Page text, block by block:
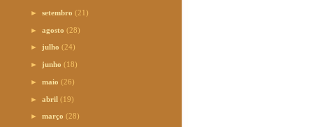
►setembro(21)
►agosto(28)
► julho(24)
► junho(18)
►maio(26)
►abril(19)
►março(28)